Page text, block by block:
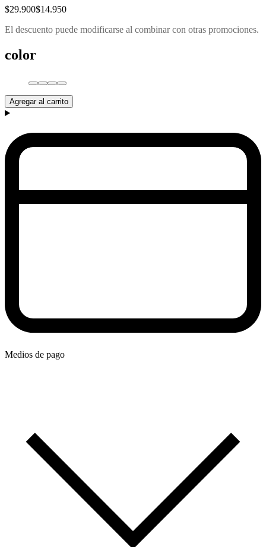
$29.900$14.950
El descuento puede modificarse al combinar con otras promociones.
color
Agregar al carrito
Medios de pago